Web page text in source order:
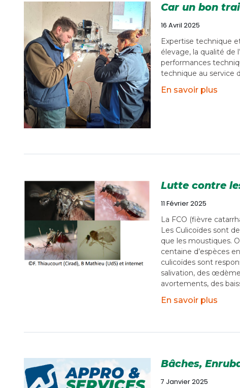
Car un bon
16 Avril 2025
Expertise technique
élevage, la qualité de
performances
technique au service
En savoir plus
Lutte contre
11 Février 2025
La FCO (fièvre
Les Culicoïdes sont
que les moustiques.
centaine d’espèces
culicoïdes sont
salivation, des
avortements, des
En savoir plus
Bâches,
7 Janvier 2025